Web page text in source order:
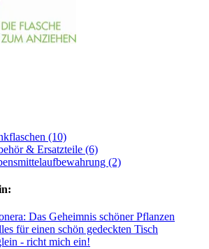
(10)
& Ersatzteile (6)
(2)
Das Geheimnis schöner Pflanzen
für einen schön gedeckten Tisch
- richt mich ein!